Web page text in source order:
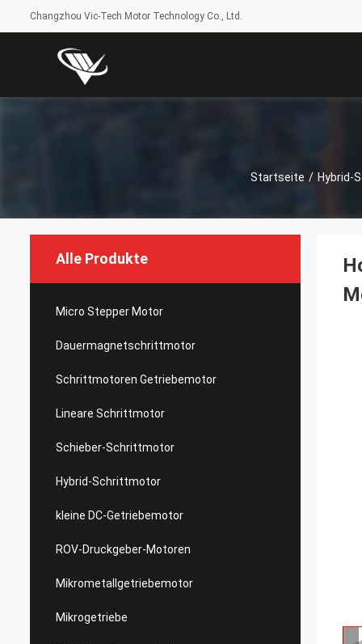
Changzhou Vic-Tech Motor Technology Co., Ltd.
Startseite / Hybrid-
Alle Produkte
Micro Stepper Motor
Dauermagnetschrittmotor
Schrittmotoren Getriebemotor
Lineare Schrittmotor
Schieber-Schrittmotor
Hybrid-Schrittmotor
kleine DC-Getriebemotor
ROV-Druckgeber-Motoren
Mikrometallgetriebemotor
Mikrogetriebe